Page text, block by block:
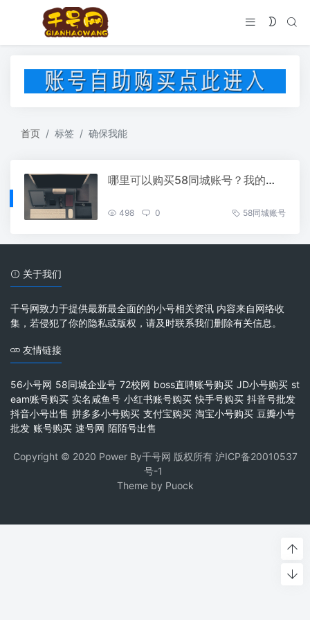
首页 标签 确保我能
哪里可以购买58同城账号？我的真实经验分享！
498 0 58同城账号
关于我们
千号网致力于提供最新最全面的的小号相关资讯 内容来自网络收
集，若侵犯了你的隐私或版权，请及时联系我们删除有关信息。
友情链接
56小号网 58同城企业号 72校网 boss直聘账号购买 JD小号购买 st
eam账号购买 实名咸鱼号 小红书账号购买 快手号购买 抖音号批发
抖音小号出售 拼多多小号购买 支付宝购买 淘宝小号购买 豆瓣小号
批发 账号购买 速号网 陌陌号出售
Copyright © 2020 Power By千号网 版权所有 沪ICP备20010537
号-1
Theme by Puock